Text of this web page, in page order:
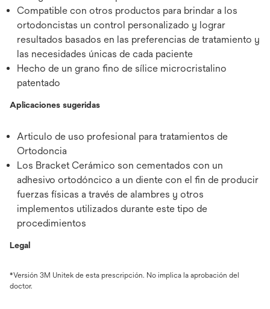
Compatible con otros productos para brindar a los
ortodoncistas un control personalizado y lograr
resultados basados en las preferencias de tratamiento y
las necesidades únicas de cada paciente
Hecho de un grano fino de sílice microcristalino
patentado
Aplicaciones sugeridas
Articulo de uso profesional para tratamientos de
Ortodoncia
Los Bracket Cerámico son cementados con un
adhesivo ortodóncico a un diente con el fin de producir
fuerzas físicas a través de alambres y otros
implementos utilizados durante este tipo de
procedimientos
Legal
*Versión 3M Unitek de esta prescripción. No implica la aprobación del
doctor.